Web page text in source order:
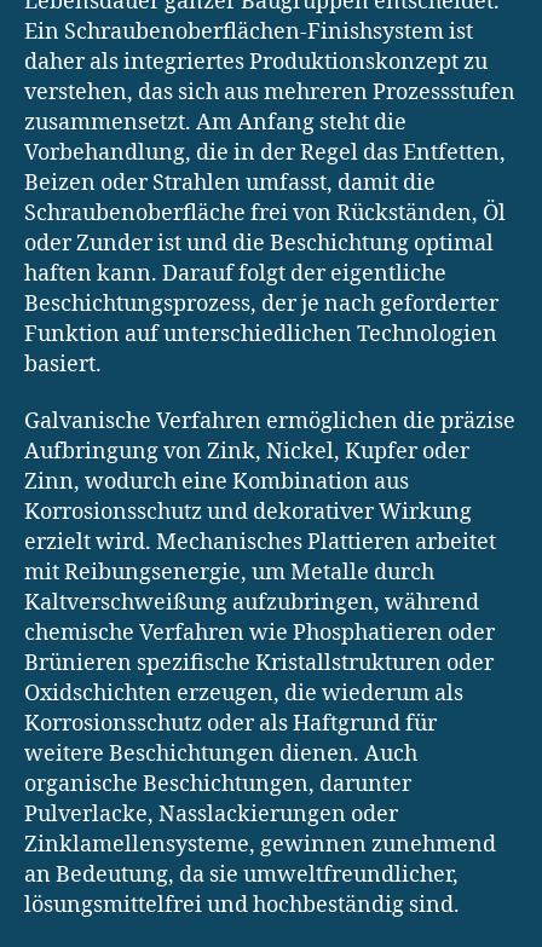
Ein Schraubenoberflächen-Finishsystem ist
daher als integriertes Produktionskonzept zu
verstehen, das sich aus mehreren Prozessstufen
zusammensetzt. Am Anfang steht die
Vorbehandlung, die in der Regel das Entfetten,
Beizen oder Strahlen umfasst, damit die
Schraubenoberfläche frei von Rückständen, Öl
oder Zunder ist und die Beschichtung optimal
haften kann. Darauf folgt der eigentliche
Beschichtungsprozess, der je nach geforderter
Funktion auf unterschiedlichen Technologien
basiert.
Galvanische Verfahren ermöglichen die präzise
Aufbringung von Zink, Nickel, Kupfer oder
Zinn, wodurch eine Kombination aus
Korrosionsschutz und dekorativer Wirkung
erzielt wird. Mechanisches Plattieren arbeitet
mit Reibungsenergie, um Metalle durch
Kaltverschweißung aufzubringen, während
chemische Verfahren wie Phosphatieren oder
Brünieren spezifische Kristallstrukturen oder
Oxidschichten erzeugen, die wiederum als
Korrosionsschutz oder als Haftgrund für
weitere Beschichtungen dienen. Auch
organische Beschichtungen, darunter
Pulverlacke, Nasslackierungen oder
Zinklamellensysteme, gewinnen zunehmend
an Bedeutung, da sie umweltfreundlicher,
lösungsmittelfrei und hochbeständig sind.